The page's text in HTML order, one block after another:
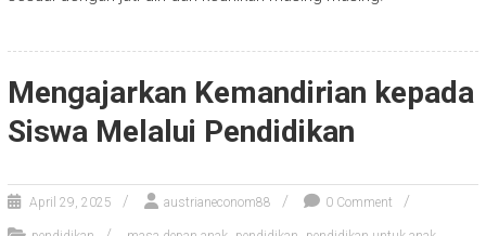
Mengajarkan Kemandirian kepada
Siswa Melalui Pendidikan
April 29, 2025 austrianeconom88 0 Comment